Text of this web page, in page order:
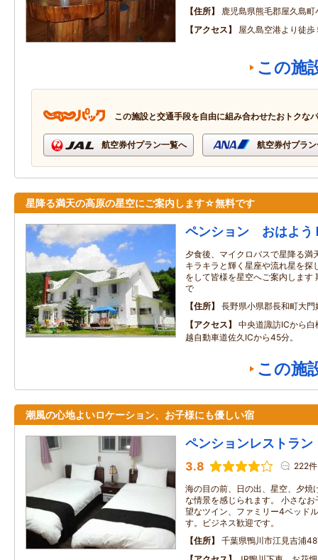
住所
鹿児島県熊毛郡屋久島
アクセス
屋久島空港より徒歩
この施
この施設と交通手段を自由に組み合わせたおトクな
航空券付プラン一覧へ 航空券付プラ
星降る満天の高原の星空にご案内します☆無料です
ペンション おはよう
夕食後、マイクロバスで星降る
キラキラと輝く星座や流れ星を探
をして皆様を星空へご案内しま
で
住所
長野県小県郡長和町大
アクセス
中央道諏訪ICから
越自動車道佐久ICから45分。
この施
潮風の心地よいロケーション、お子様にも優しい宿
ペンションレストラ
3.8 222件
海の目の前、日の出、星空、夕焼
な情景を感じられます。 小さな
望なツイン、ファミリー4ベッド
す。ビジネス歓迎です。
住所
千葉県鴨川市江見吉浦